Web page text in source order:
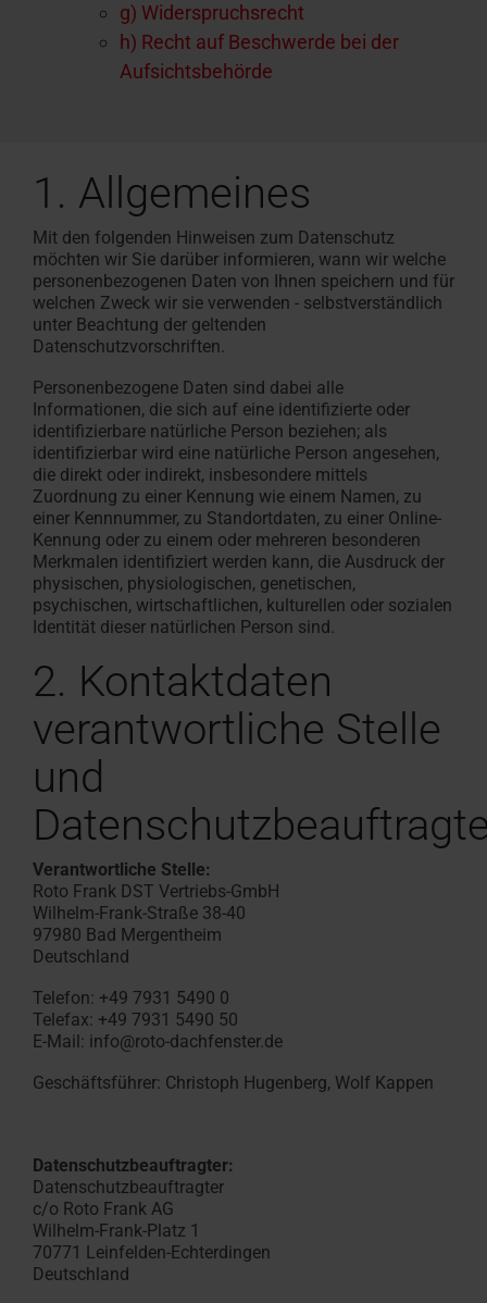
g) Widerspruchsrecht
h) Recht auf Beschwerde bei der
Aufsichtsbehörde
1. Allgemeines
Mit den folgenden Hinweisen zum Datenschutz
möchten wir Sie darüber informieren, wann wir welche
personenbezogenen Daten von Ihnen speichern und für
welchen Zweck wir sie verwenden - selbstverständlich
unter Beachtung der geltenden
Datenschutzvorschriften.
Personenbezogene Daten sind dabei alle
Informationen, die sich auf eine identifizierte oder
identifizierbare natürliche Person beziehen; als
identifizierbar wird eine natürliche Person angesehen,
die direkt oder indirekt, insbesondere mittels
Zuordnung zu einer Kennung wie einem Namen, zu
einer Kennnummer, zu Standortdaten, zu einer Online-
Kennung oder zu einem oder mehreren besonderen
Merkmalen identifiziert werden kann, die Ausdruck der
physischen, physiologischen, genetischen,
psychischen, wirtschaftlichen, kulturellen oder sozialen
Identität dieser natürlichen Person sind.
2. Kontaktdaten
verantwortliche Stelle
und
Verantwortliche Stelle:
Roto Frank DST Vertriebs-GmbH
Wilhelm-Frank-Straße 38-40
97980 Bad Mergentheim
Deutschland
Telefon: +49 7931 5490 0
Telefax: +49 7931 5490 50
E-Mail: info@roto-dachfenster.de
Geschäftsführer: Christoph Hugenberg, Wolf Kappen
Datenschutzbeauftragter:
Datenschutzbeauftragter
c/o Roto Frank AG
Wilhelm-Frank-Platz 1
70771 Leinfelden-Echterdingen
Deutschland